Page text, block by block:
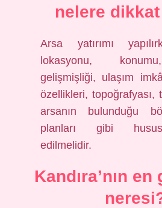
nelere
Arsa yatırımı
lokasyonu,
gelişmişliği, ulaşım
özellikleri, topoğrafyası,
arsanın bulunduğu
planları gibi
edilmelidir.
Kandıra’nın